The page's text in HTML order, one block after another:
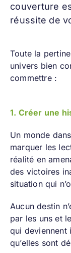
couverture
réussite de
Toute la
univers bien
commettre :
1. Créer une
Un monde
marquer les
réalité en
des victoires
situation qui
Aucun destin
par les uns et
qui deviennent
qu’elles sont